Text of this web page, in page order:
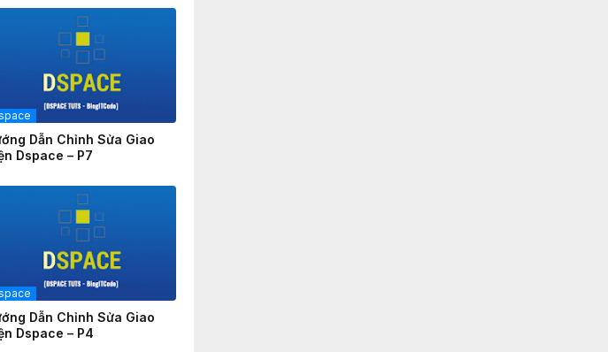
Dẫn Chỉnh Sửa Giao
Dspace – P7
Dẫn Chỉnh Sửa Giao
Dspace – P4